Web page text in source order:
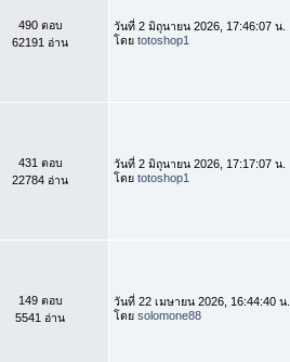
490 ตอบ
62191 อ่าน
วันที่ 2 มิถุนายน 2026, 17:46:07 น.
โดย totoshop1
431 ตอบ
22784 อ่าน
วันที่ 2 มิถุนายน 2026, 17:17:07 น.
โดย totoshop1
149 ตอบ
5541 อ่าน
วันที่ 22 เมษายน 2026, 16:44:40 น.
โดย solomone88